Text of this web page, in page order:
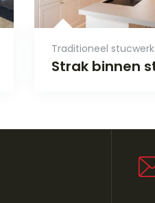
Traditioneel stucwerk